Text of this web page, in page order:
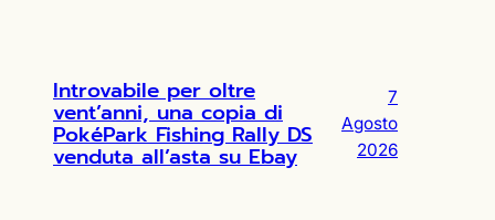
Introvabile per oltre
vent’anni, una copia di
PokéPark Fishing Rally DS
venduta all’asta su Ebay
7
Agosto
2026